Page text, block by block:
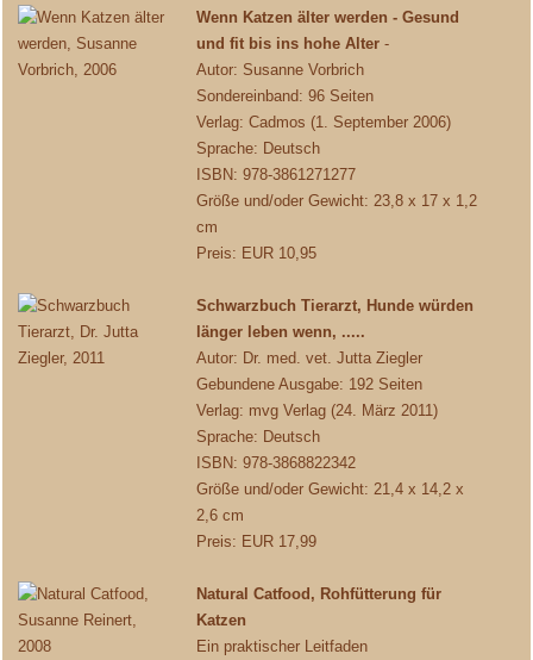
Wenn Katzen älter werden - Gesund
und fit bis ins hohe Alter -
Autor: Susanne Vorbrich
Sondereinband: 96 Seiten
Verlag: Cadmos (1. September 2006)
Sprache: Deutsch
ISBN: 978-3861271277
Größe und/oder Gewicht: 23,8 x 17 x 1,2
cm
Preis: EUR 10,95
Schwarzbuch Tierarzt, Hunde würden
länger leben wenn, .....
Autor: Dr. med. vet. Jutta Ziegler
Gebundene Ausgabe: 192 Seiten
Verlag: mvg Verlag (24. März 2011)
Sprache: Deutsch
ISBN: 978-3868822342
Größe und/oder Gewicht: 21,4 x 14,2 x
2,6 cm
Preis: EUR 17,99
Natural Catfood, Rohfütterung für
Katzen
Ein praktischer Leitfaden